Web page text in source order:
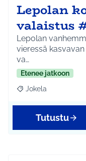
Lepolan
valaistus
Lepolan
vieressä
va…
Etenee jatkoon
Rajaa tulokset
Jokela
Tutustu